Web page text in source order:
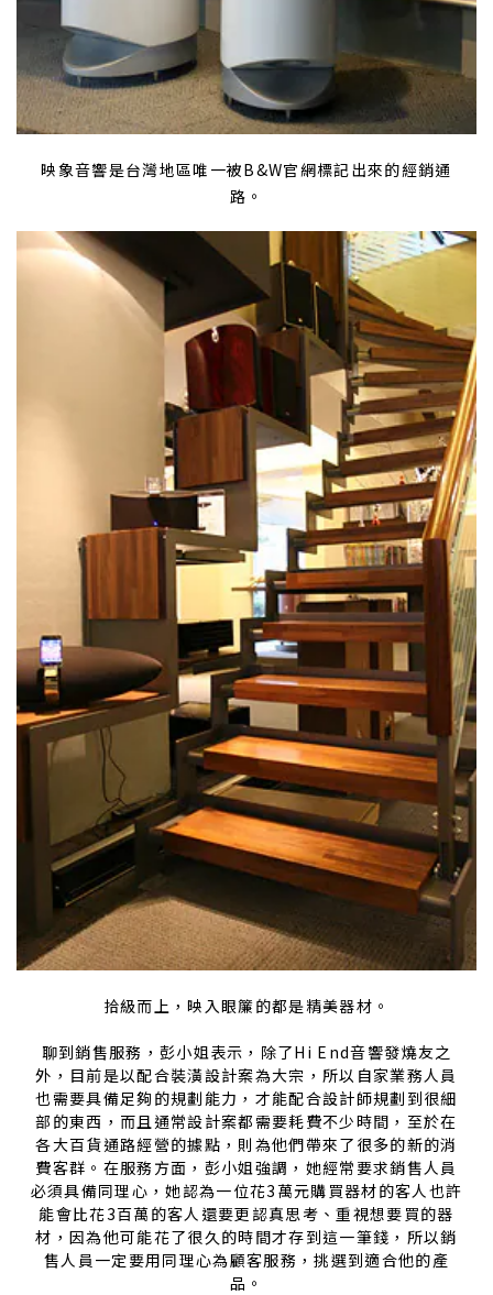
映象音響是台灣地區唯一被B&W官網標記出來的經銷通
路。
拾級而上，映入眼簾的都是精美器材。
聊到銷售服務，彭小姐表示，除了Hi End音響發燒友之
外，目前是以配合裝潢設計案為大宗，所以自家業務人員
也需要具備足夠的規劃能力，才能配合設計師規劃到很細
部的東西，而且通常設計案都需要耗費不少時間，至於在
各大百貨通路經營的據點，則為他們帶來了很多的新的消
費客群。在服務方面，彭小姐強調，她經常要求銷售人員
必須具備同理心，她認為一位花3萬元購買器材的客人也許
能會比花3百萬的客人還要更認真思考、重視想要買的器
材，因為他可能花了很久的時間才存到這一筆錢，所以銷
售人員一定要用同理心為顧客服務，挑選到適合他的產
品。